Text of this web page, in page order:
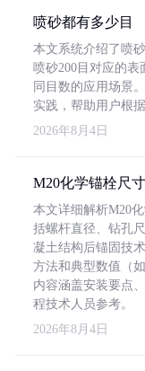
喷砂都有多少目
本文系统介绍了喷
喷砂200目对应的表
同目数的应用场景
实践，帮助用户根
2026年8月4日
M20化学锚栓尺
本文详细解析M20
括螺杆直径、钻孔
凝土结构后锚固技
方法和典型数值（
内容涵盖安装要点
程技术人员参考。
2026年8月4日